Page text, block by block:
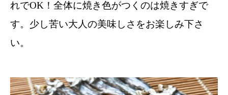
れでOK！全体に焼き色がつくのは焼きすぎで
す。少し苦い大人の美味しさをお楽しみ下さ
い。